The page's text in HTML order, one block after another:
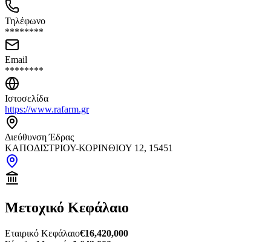
Τηλέφωνο
********
Email
********
Ιστοσελίδα
https://www.rafarm.gr
Διεύθυνση Έδρας
ΚΑΠΟΔΙΣΤΡΙΟΥ-ΚΟΡΙΝΘΙΟΥ 12, 15451
Μετοχικό Κεφάλαιο
Εταιρικό Κεφάλαιο€16,420,000